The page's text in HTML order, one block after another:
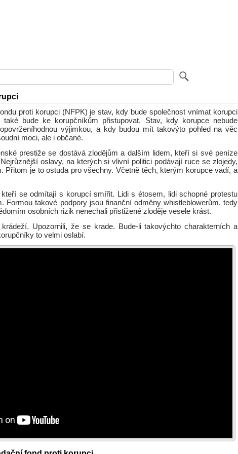
proti korupci (NFPK) je stav, kdy bude společnost vnímat korupci
bude ke korupčníkům přistupovat. Stav, kdy korupce nebude
výjimkou, a kdy budou mít takovýto pohled na věc
moci, ale i občané.
prestiže se dostává zlodějům a dalším lidem, kteří si své peníze
oslavy, na kterých si vlivní politici podávají ruce se zlojedy,
Přitom je to ostuda pro všechny. Včetně těch, kterým korupce vadí, a
kteří se odmítají s korupcí smířit. Lidi s étosem, lidi schopné protestu
Formou takové podpory jsou finanční odměny whistleblowerům, tedy
osobních rizik nenechali přistižené zloděje vesele krást.
Upozornili, že se krade. Bude-li takovýchto charakterních a
to velmi oslabí.